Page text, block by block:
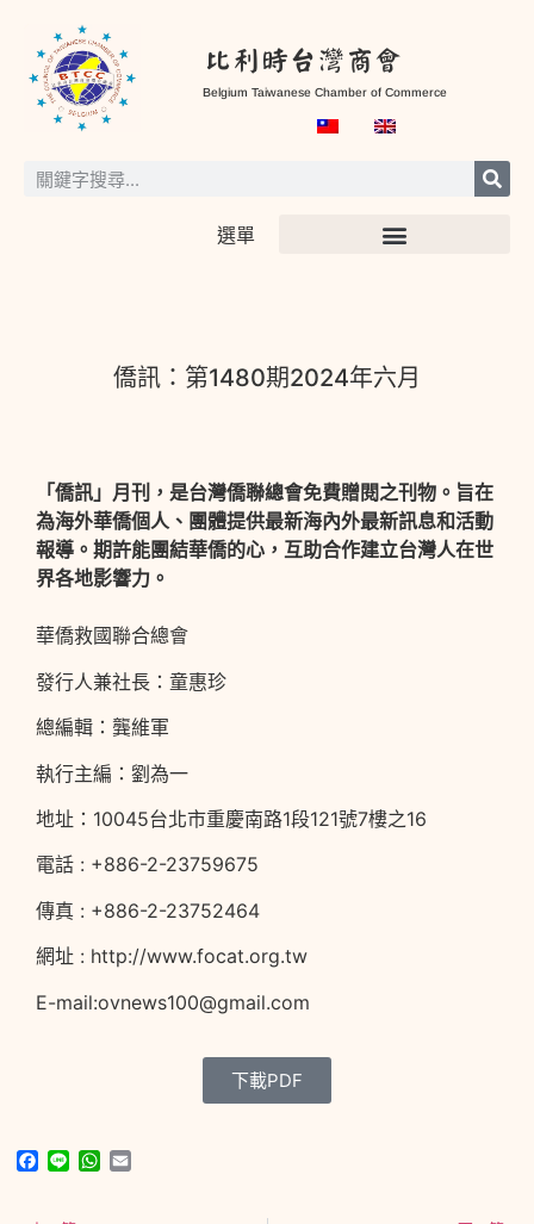
比利時台灣商會
Belgium Taiwanese Chamber of Commerce
選單
僑訊：第1480期2024年六月
「僑訊」月刊，是台灣僑聯總會免費贈閱之刊物。旨在
為海外華僑個人、團體提供最新海內外最新訊息和活動
報導。期許能團結華僑的心，互助合作建立台灣人在世
界各地影響力。
華僑救國聯合總會
發行人兼社長：童惠珍
總編輯：龔維軍
執行主編：劉為一
地址：10045台北市重慶南路1段121號7樓之16
電話 : +886-2-23759675
傳真 : +886-2-23752464
網址 : http://www.focat.org.tw
E-mail:ovnews100@gmail.com
下載PDF
Facebook
Line WhatsApp